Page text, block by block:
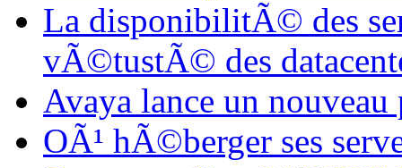
La disponibilitÃ© des
vÃ©tustÃ© des
Avaya lance un nouveau
OÃ¹ hÃ©berger ses